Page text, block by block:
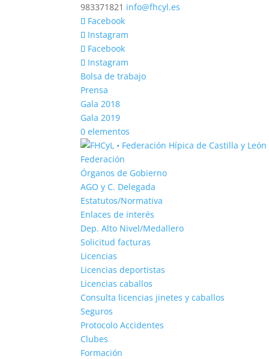
983371821 info@fhcyl.es
Facebook
Instagram
Facebook
Instagram
Bolsa de trabajo
Prensa
Gala 2018
Gala 2019
0 elementos
Federación
Órganos de Gobierno
AGO y C. Delegada
Estatutos/Normativa
Enlaces de interés
Dep. Alto Nivel/Medallero
Solicitud facturas
Licencias
Licencias deportistas
Licencias caballos
Consulta licencias jinetes y caballos
Seguros
Protocolo Accidentes
Clubes
Formación